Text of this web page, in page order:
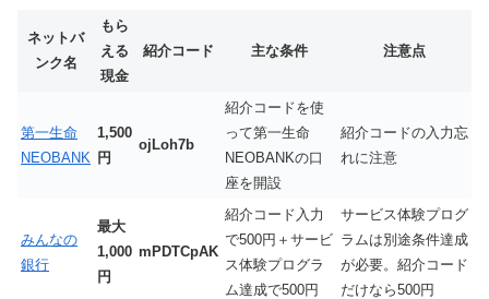
ネットバ
ンク名
もら
える
現金
紹介コード 主な条件 注意点
第一生命
NEOBANK
1,500
円
ojLoh7b
紹介コードを使
って第一生命
NEOBANKの口
座を開設
紹介コードの入力忘
れに注意
みんなの
銀行
最大
1,000
円
mPDTCpAK
紹介コード入力
で500円＋サービ
ス体験プログラ
ム達成で500円
サービス体験プログ
ラムは別途条件達成
が必要。紹介コード
だけなら500円